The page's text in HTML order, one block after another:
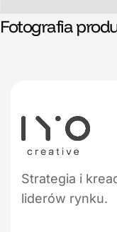
Fotografia
Strategia i
liderów rynku.